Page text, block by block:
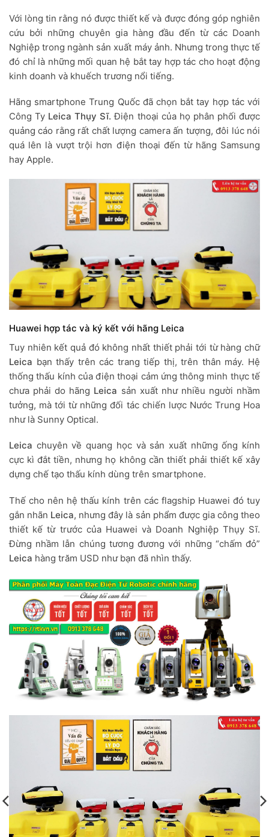
Với lòng tin rằng nó được thiết kế và được đóng góp nghiên
cứu bởi những chuyên gia hàng đầu đến từ các Doanh
Nghiệp trong ngành sản xuất máy ảnh. Nhưng trong thực tế
đó chỉ là những mối quan hệ bắt tay hợp tác cho hoạt động
kinh doanh và khuếch trương nổi tiếng.
Hãng smartphone Trung Quốc đã chọn bắt tay hợp tác với
Công Ty Leica Thụy Sĩ. Điện thoại của họ phân phối được
quảng cáo rằng rất chất lượng camera ấn tượng, đôi lúc nói
quá lên là vượt trội hơn điện thoại đến từ hãng Samsung
hay Apple.
Huawei hợp tác và ký kết với hãng Leica
Tuy nhiên kết quả đó không nhất thiết phải tới từ hàng chữ
Leica bạn thấy trên các trang tiếp thị, trên thân máy. Hệ
thống thấu kính của điện thoại cảm ứng thông minh thực tế
chưa phải do hãng Leica sản xuất như nhiều người nhầm
tưởng, mà tới từ những đối tác chiến lược Nước Trung Hoa
như là Sunny Optical.
Leica chuyên về quang học và sản xuất những ống kính
cực kì đắt tiền, nhưng họ không cần thiết phải thiết kế xây
dựng chế tạo thấu kính dùng trên smartphone.
Thế cho nên hệ thấu kính trên các flagship Huawei đó tuy
gắn nhãn Leica, nhưng đây là sản phẩm được gia công theo
thiết kế từ trước của Huawei và Doanh Nghiệp Thụy Sĩ.
Đừng nhầm lẫn chúng tương đương với những “chấm đỏ”
Leica hàng trăm USD như bạn đã nhìn thấy.